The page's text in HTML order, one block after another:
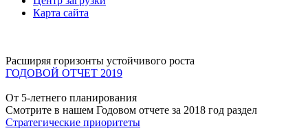
Карта сайта
Расширяя горизонты устойчивого роста
ГОДОВОЙ ОТЧЕТ 2019
От 5-летнего планирования
Смотрите в нашем Годовом отчете за 2018 год раздел
Стратегические приоритеты